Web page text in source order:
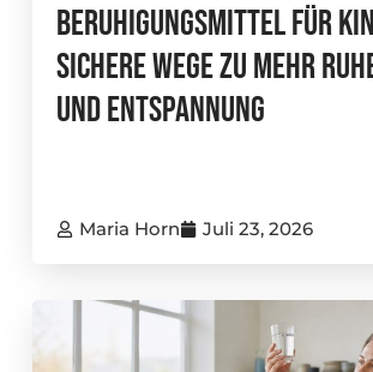
Beruhigungsmittel Für
Sichere Wege Zu Mehr
Und Entspannung
Maria Horn Juli 23, 2026